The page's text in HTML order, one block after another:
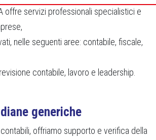
offre servizi professionali specialistici e
nelle seguenti aree: contabile, fiscale,
contabile, lavoro e leadership.
generiche
offriamo supporto e verifica della